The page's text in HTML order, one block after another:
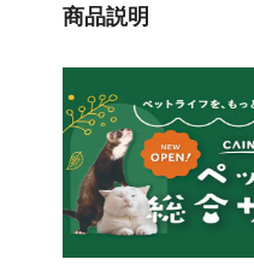
商品説明